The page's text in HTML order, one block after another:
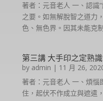
著者：元音老人 一、認識
之要。如無解脫智之道力
色、無色界。因其未能克
第三講 大手印之定熟
by admin | 11 月 26,
著者：元音老人 一、煩惱
住，起伏不作成立與遮遣